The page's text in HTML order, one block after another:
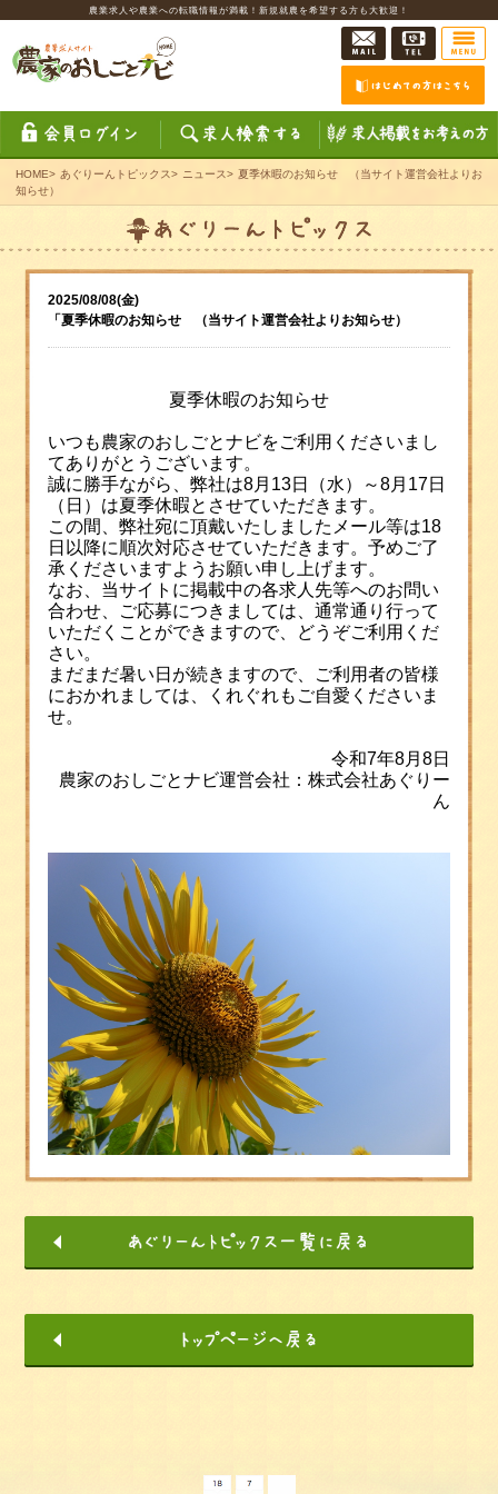
農業求人や農業への転職情報が満載！新規就農を希望する方も大歓迎！
HOME> あぐりーんトピックス> ニュース> 夏季休暇のお知らせ （当サイト運営会社よりお
知らせ）
2025/08/08(金)
「夏季休暇のお知らせ （当サイト運営会社よりお知らせ）
夏季休暇のお知らせ
いつも農家のおしごとナビをご利用くださいまし
てありがとうございます。
誠に勝手ながら、弊社は8月13日（水）～8月17日
（日）は夏季休暇とさせていただきます。
この間、弊社宛に頂戴いたしましたメール等は18
日以降に順次対応させていただきます。予めご了
承くださいますようお願い申し上げます。
なお、当サイトに掲載中の各求人先等へのお問い
合わせ、ご応募につきましては、通常通り行って
いただくことができますので、どうぞご利用くだ
さい。
まだまだ暑い日が続きますので、ご利用者の皆様
におかれましては、くれぐれもご自愛くださいま
せ。
令和7年8月8日
農家のおしごとナビ運営会社：株式会社あぐりー
ん